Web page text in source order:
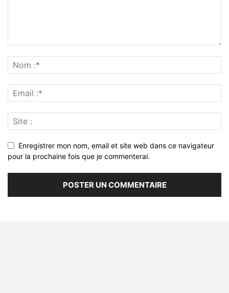
Enregistrer mon nom, email et site web dans ce navigateur
pour la prochaine fois que je commenterai.